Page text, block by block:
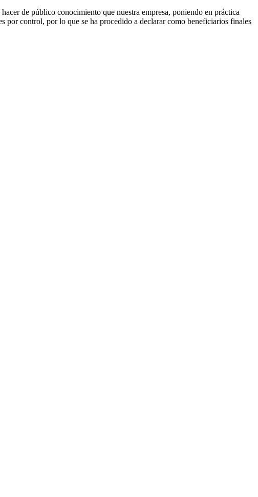
de público conocimiento que nuestra empresa, poniendo en práctica
por control, por lo que se ha procedido a declarar como beneficiarios finales